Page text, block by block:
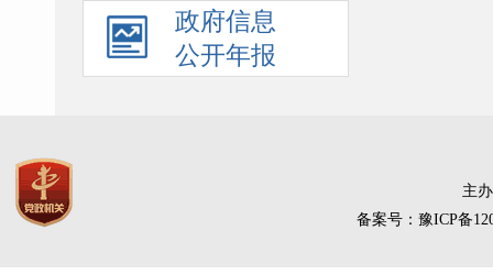
政府信息
公开年报
主
备案号：豫ICP备